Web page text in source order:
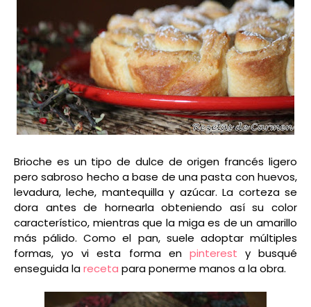
Brioche es un tipo de dulce de origen francés ligero
pero sabroso hecho a base de una pasta con huevos,
levadura, leche, mantequilla y azúcar. La corteza se
dora antes de hornearla obteniendo así su color
característico, mientras que la miga es de un amarillo
más pálido. Como el pan, suele adoptar múltiples
formas, yo vi esta forma en pinterest y busqué
enseguida lareceta para ponerme manos a la obra.